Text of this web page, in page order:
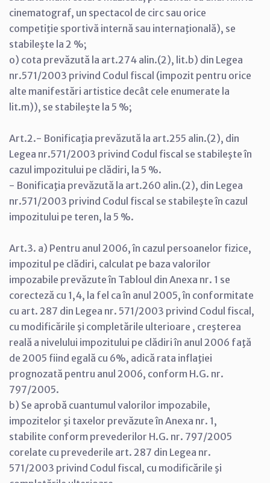
cinematograf, un spectacol de circ sau orice
competiţie sportivă internă sau internaţională), se
stabileşte la 2 %;
o) cota prevăzută la art.274 alin.(2), lit.b) din Legea
nr.571/2003 privind Codul fiscal (impozit pentru orice
alte manifestări artistice decât cele enumerate la
lit.m)), se stabileşte la 5 %;
Art.2.- Bonificaţia prevăzută la art.255 alin.(2), din
Legea nr.571/2003 privind Codul fiscal se stabileşte în
cazul impozitului pe clădiri, la 5 %.
- Bonificaţia prevăzută la art.260 alin.(2), din Legea
nr.571/2003 privind Codul fiscal se stabileşte în cazul
impozitului pe teren, la 5 %.
Art.3. a) Pentru anul 2006, în cazul persoanelor fizice,
impozitul pe clădiri, calculat pe baza valorilor
impozabile prevăzute în Tabloul din Anexa nr. 1 se
corecteză cu 1,4, la fel ca în anul 2005, în conformitate
cu art. 287 din Legea nr. 571/2003 privind Codul fiscal,
cu modificările şi completările ulterioare , creşterea
reală a nivelului impozitului pe clădiri în anul 2006 faţă
de 2005 fiind egală cu 6%, adică rata inflaţiei
prognozată pentru anul 2006, conform H.G. nr.
797/2005.
b) Se aprobă cuantumul valorilor impozabile,
impozitelor şi taxelor prevăzute în Anexa nr. 1,
stabilite conform prevederilor H.G. nr. 797/2005
corelate cu prevederile art. 287 din Legea nr.
571/2003 privind Codul fiscal, cu modificările şi